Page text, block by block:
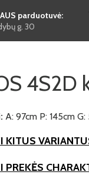
parduotuvė:
g. 30
4S2D
A: 97cm P: 145cm
KITUS
PREKĖS